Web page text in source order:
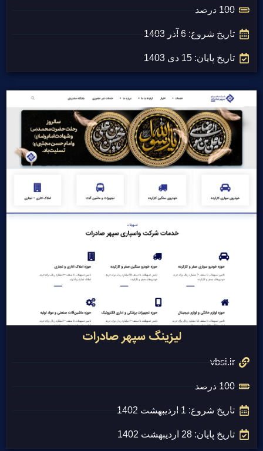
100 درصد
تاریخ شروع: 6 آذر 1403
تاریخ پایان: 15 دی 1403
لیزینگ سپهر صادرات
vbsi.ir
100 درصد
تاریخ شروع: 1 اردیبهشت 1402
تاریخ پایان: 28 اردیبهشت 1402